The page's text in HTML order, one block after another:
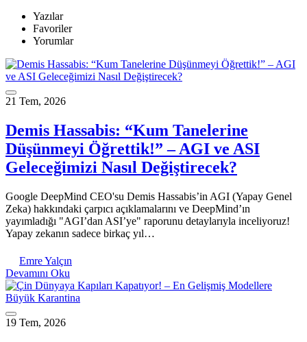
Yazılar
Favoriler
Yorumlar
21 Tem, 2026
Demis Hassabis: “Kum Tanelerine
Düşünmeyi Öğrettik!” – AGI ve ASI
Geleceğimizi Nasıl Değiştirecek?
Google DeepMind CEO'su Demis Hassabis’in AGI (Yapay Genel
Zeka) hakkındaki çarpıcı açıklamalarını ve DeepMind’ın
yayımladığı "AGI’dan ASI’ye" raporunu detaylarıyla inceliyoruz!
Yapay zekanın sadece birkaç yıl…
Emre Yalçın
Devamını Oku
19 Tem, 2026